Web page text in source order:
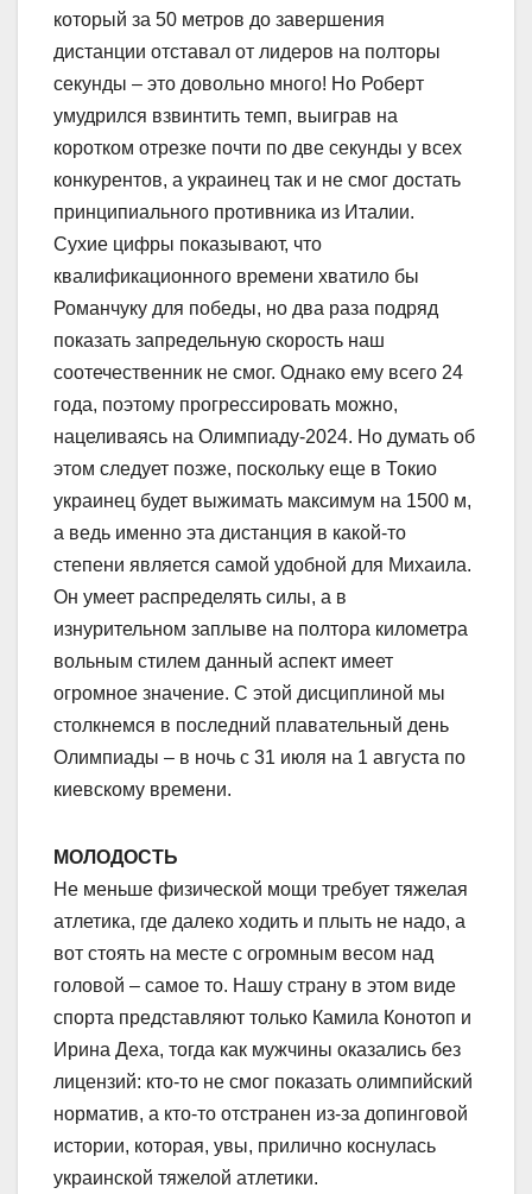
который за 50 метров до завершения
дистанции отставал от лидеров на полторы
секунды – это довольно много! Но Роберт
умудрился взвинтить темп, выиграв на
коротком отрезке почти по две секунды у всех
конкурентов, а украинец так и не смог достать
принципиального противника из Италии.
Сухие цифры показывают, что
квалификационного времени хватило бы
Романчуку для победы, но два раза подряд
показать запредельную скорость наш
соотечественник не смог. Однако ему всего 24
года, поэтому прогрессировать можно,
нацеливаясь на Олимпиаду-2024. Но думать об
этом следует позже, поскольку еще в Токио
украинец будет выжимать максимум на 1500 м,
а ведь именно эта дистанция в какой-то
степени является самой удобной для Михаила.
Он умеет распределять силы, а в
изнурительном заплыве на полтора километра
вольным стилем данный аспект имеет
огромное значение. С этой дисциплиной мы
столкнемся в последний плавательный день
Олимпиады – в ночь с 31 июля на 1 августа по
киевскому времени.
МОЛОДОСТЬ
Не меньше физической мощи требует тяжелая
атлетика, где далеко ходить и плыть не надо, а
вот стоять на месте с огромным весом над
головой – самое то. Нашу страну в этом виде
спорта представляют только Камила Конотоп и
Ирина Деха, тогда как мужчины оказались без
лицензий: кто-то не смог показать олимпийский
норматив, а кто-то отстранен из-за допинговой
истории, которая, увы, прилично коснулась
украинской тяжелой атлетики.